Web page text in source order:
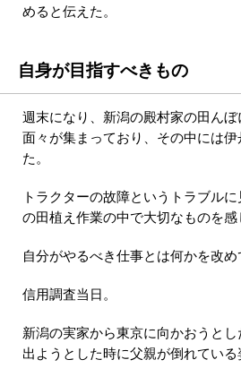
めると伝えた。
自身が目指すべきもの
週末になり、新潟の殿村家の田ん
面々が集まっており、その中には
た。
トラクターの故障というトラブル
の田植え作業の中で大切なものを感
自分がやるべき仕事とは何かを改め
信用調査当日。
新潟の実家から東京に向かおうと
出ようとした時に父親が倒れている